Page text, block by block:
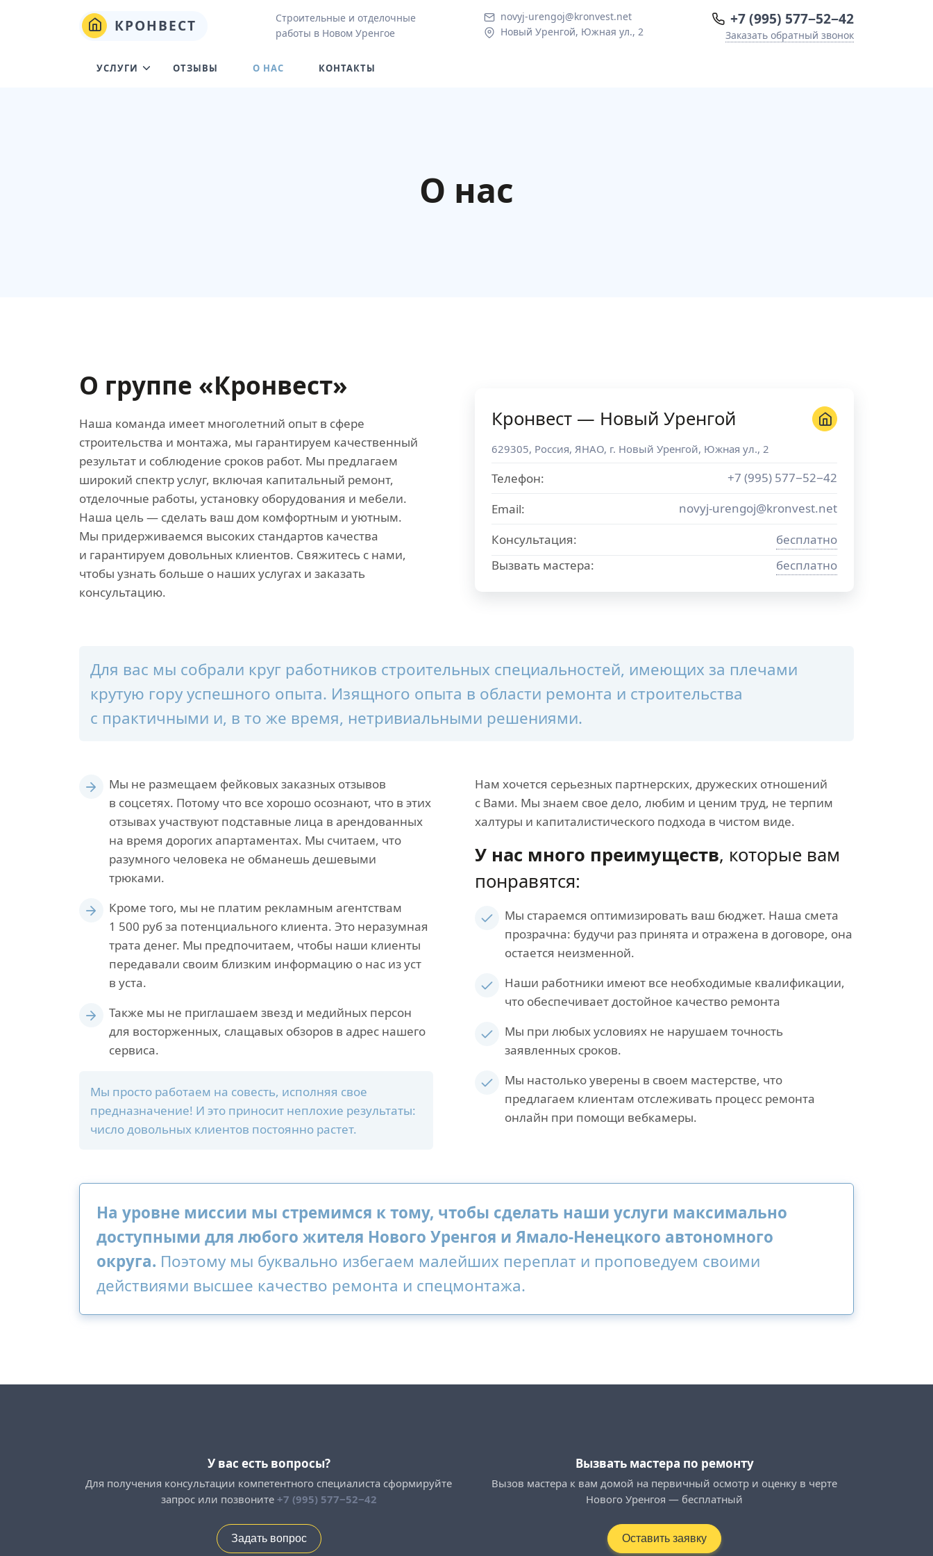
КРОНВЕСТ
Строительные и отделочные
работы в Новом Уренгое
novyj-urengoj@kronvest.net
Новый Уренгой, Южная ул., 2
+7 (995) 577−52−42
Заказать обратный звонок
УСЛУГИ ОТЗЫВЫ О НАС КОНТАКТЫ
О нас
О группе «Кронвест»
Наша команда имеет многолетний опыт в сфере
строительства и монтажа, мы гарантируем качественный
результат и соблюдение сроков работ. Мы предлагаем
широкий спектр услуг, включая капитальный ремонт,
отделочные работы, установку оборудования и мебели.
Наша цель — сделать ваш дом комфортным и уютным.
Мы придерживаемся высоких стандартов качества
и гарантируем довольных клиентов. Свяжитесь с нами,
чтобы узнать больше о наших услугах и заказать
консультацию.
Кронвест — Новый Уренгой
629305, Россия, ЯНАО, г. Новый Уренгой, Южная ул., 2
Телефон:
+7 (995) 577−52−42
Email:
novyj-urengoj@kronvest.net
Консультация:
бесплатно
Вызвать мастера:
бесплатно
Для вас мы собрали круг работников строительных специальностей, имеющих за плечами
крутую гору успешного опыта. Изящного опыта в области ремонта и строительства
с практичными и, в то же время, нетривиальными решениями.
Мы не размещаем фейковых заказных отзывов
в соцсетях. Потому что все хорошо осознают, что в этих
отзывах участвуют подставные лица в арендованных
на время дорогих апартаментах. Мы считаем, что
разумного человека не обманешь дешевыми
трюками.
Кроме того, мы не платим рекламным агентствам
1 500 руб за потенциального клиента. Это неразумная
трата денег. Мы предпочитаем, чтобы наши клиенты
передавали своим близким информацию о нас из уст
в уста.
Также мы не приглашаем звезд и медийных персон
для восторженных, слащавых обзоров в адрес нашего
сервиса.
Мы просто работаем на совесть, исполняя свое
предназначение! И это приносит неплохие результаты:
число довольных клиентов постоянно растет.
Нам хочется серьезных партнерских, дружеских отношений
с Вами. Мы знаем свое дело, любим и ценим труд, не терпим
халтуры и капиталистического подхода в чистом виде.
У нас много преимуществ, которые вам
понравятся:
Мы стараемся оптимизировать ваш бюджет. Наша смета
прозрачна: будучи раз принята и отражена в договоре, она
остается неизменной.
Наши работники имеют все необходимые квалификации,
что обеспечивает достойное качество ремонта
Мы при любых условиях не нарушаем точность
заявленных сроков.
Мы настолько уверены в своем мастерстве, что
предлагаем клиентам отслеживать процесс ремонта
онлайн при помощи вебкамеры.
На уровне миссии мы стремимся к тому, чтобы сделать наши услуги максимально
доступными для любого жителя Нового Уренгоя и Ямало-Ненецкого автономного
округа. Поэтому мы буквально избегаем малейших переплат и проповедуем своими
действиями высшее качество ремонта и спецмонтажа.
У вас есть вопросы?
Для получения консультации компетентного специалиста сформируйте
запрос или позвоните +7 (995) 577−52−42
Задать вопрос
Вызвать мастера по ремонту
Вызов мастера к вам домой на первичный осмотр и оценку в черте
Нового Уренгоя — бесплатный
Оставить заявку